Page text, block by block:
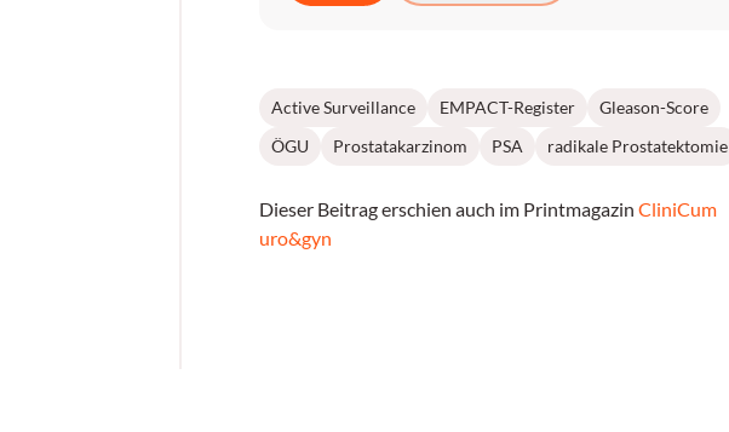
Active Surveillance EMPACT-Register
Gleason-Score
ÖGU
Prostatakarzinom PSA radikale Prostatektomie
Dieser Beitrag erschien auch im Printmagazin CliniCum
uro&gyn